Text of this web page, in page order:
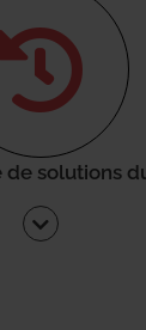
de solutions